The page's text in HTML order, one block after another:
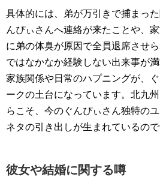
具体的には、弟が万引きで捕まっ
んぴぃさんへ連絡が来たことや、
に弟の体臭が原因で全員退席させ
ではなかなか経験しない出来事が
家族関係や日常のハプニングが、
ークの土台になっています。北九
らこそ、今のぐんぴぃさん独特の
ネタの引き出しが生まれているので
彼女や結婚に関する噂